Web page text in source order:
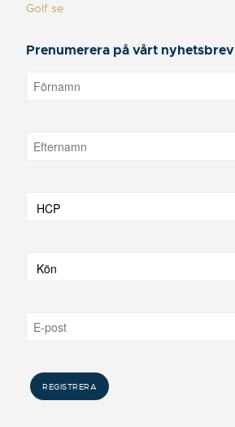
Golf.se
Prenumerera på vårt nyhetsbrev